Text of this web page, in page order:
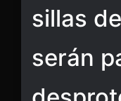
sillas
serán